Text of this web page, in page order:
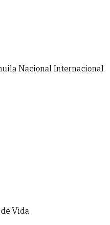
NacionalInternacional
Vida